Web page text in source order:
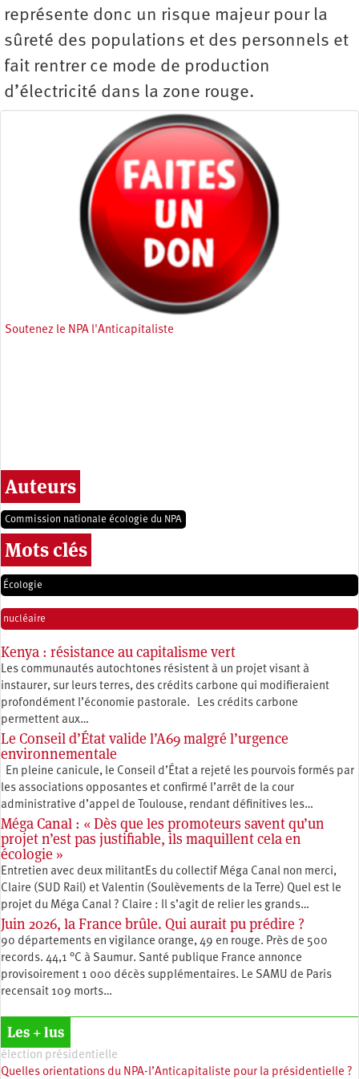
représente donc un risque majeur pour la
sûreté des populations et des personnels et
fait rentrer ce mode de production
d’électricité dans la zone rouge.
Soutenez le NPA l'Anticapitaliste
Auteurs
Commission nationale écologie du NPA
Mots clés
Écologie
nucléaire
Kenya : résistance au capitalisme vert
Les communautés autochtones résistent à un projet visant à
instaurer, sur leurs terres, des crédits carbone qui modifieraient
profondément l’économie pastorale. Les crédits carbone
permettent aux…
Le Conseil d’État valide l’A69 malgré l’urgence
environnementale
En pleine canicule, le Conseil d’État a rejeté les pourvois formés par
les associations opposantes et confirmé l’arrêt de la cour
administrative d’appel de Toulouse, rendant définitives les…
Méga Canal : « Dès que les promoteurs savent qu’un
projet n’est pas justifiable, ils maquillent cela en
écologie »
Entretien avec deux militantEs du collectif Méga Canal non merci,
Claire (SUD Rail) et Valentin (Soulèvements de la Terre) Quel est le
projet du Méga Canal ? Claire : Il s’agit de relier les grands…
Juin 2026, la France brûle. Qui aurait pu prédire ?
90 départements en vigilance orange, 49 en rouge. Près de 500
records. 44,1 °C à Saumur. Santé publique France annonce
provisoirement 1 000 décès supplémentaires. Le SAMU de Paris
recensait 109 morts…
Les + lus
élection présidentielle
Quelles orientations du NPA-l’Anticapitaliste pour la présidentielle ?